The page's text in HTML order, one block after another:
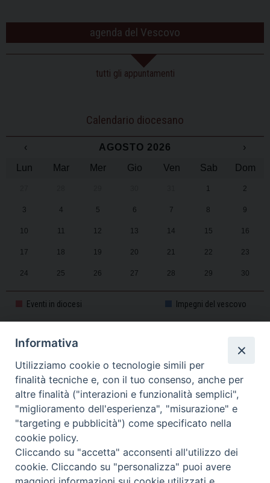
agenda del Vescovo
tutti gli appuntamenti
Calendario diocesano
‹ AGOSTO 2026
›
Lun
Mar Mer Gio Ven Sab Dom
1 2
3 4 5 6 7 8 9
10 11 12 13 14 15 16
17 18 19 20 21 22 23
24 25 26 27 28 29 30
31 1 2 3 4 5 6
Eventi in diocesi Impegni del vescovo
CALENDARIO PASTORALE 2025-2026
Informativa
Utilizziamo cookie o tecnologie simili per
finalità tecniche e, con il tuo consenso, anche per
altre finalità ("interazioni e funzionalità semplici",
"miglioramento dell'esperienza", "misurazione" e
"targeting e pubblicità") come specificato nella
cookie policy.
Cliccando su "accetta" acconsenti all'utilizzo dei
cookie. Cliccando su "personalizza" puoi avere